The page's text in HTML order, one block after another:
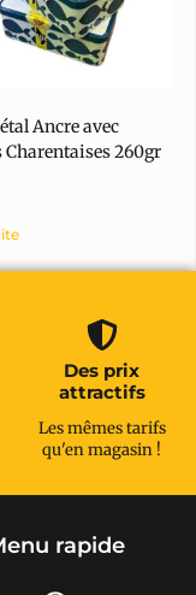
Ancre avec
Charentaises 260gr
Des prix
attractifs
Les mêmes tarifs
qu'en magasin !
rapide